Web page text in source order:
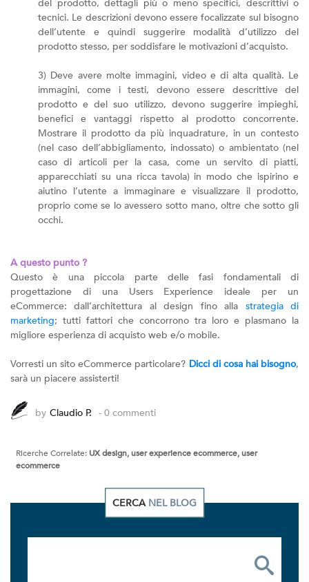
del prodotto, dettagli più o meno specifici, descrittivi o
tecnici. Le descrizioni devono essere focalizzate sul bisogno
dell’utente e quindi suggerire modalità d’utilizzo del
prodotto stesso, per soddisfare le motivazioni d’acquisto.
3) Deve avere molte immagini, video e di alta qualità. Le
immagini, come i testi, devono essere descrittive del
prodotto e del suo utilizzo, devono suggerire impieghi,
benefici e vantaggi rispetto al prodotto concorrente.
Mostrare il prodotto da più inquadrature, in un contesto
(nel caso dell’abbigliamento, indossato) o ambientato (nel
caso di articoli per la casa, come un servito di piatti,
apparecchiati su una ricca tavola) in modo che ispirino e
aiutino l’utente a immaginare e visualizzare il prodotto,
proprio come se lo avessero sotto mano, oltre che sotto gli
occhi.
A questo punto ?
Questo è una piccola parte delle fasi fondamentali di
progettazione di una Users Experience ideale per un
eCommerce: dall’architettura al design fino alla strategia di
marketing; tutti fattori che concorrono tra loro e plasmano la
migliore esperienza di acquisto web e/o mobile.
Vorresti un sito eCommerce particolare? Dicci di cosa hai bisogno,
sarà un piacere assisterti!
by Claudio P. - 0 commenti
Ricerche Correlate: UX design, user experience ecommerce, user
ecommerce
CERCA NEL BLOG